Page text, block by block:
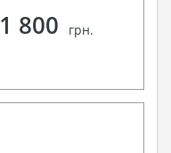
1 800 грн.